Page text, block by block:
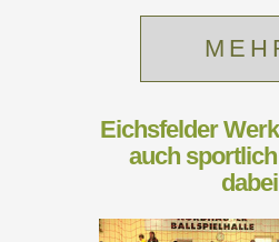
Eichsfelder
auch
dabei